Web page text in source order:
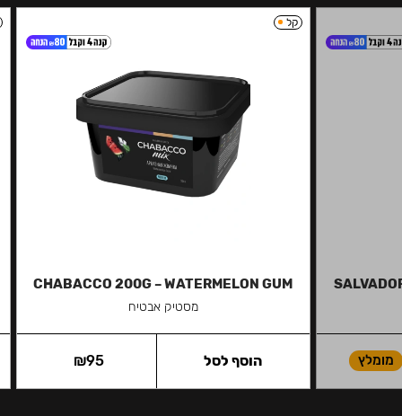
מומלץ
קל
CHABACCO 200G – WATERMELON GUM
מסטיק אבטיח
₪95 הוסף לסל